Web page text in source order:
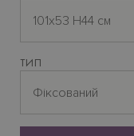
101x53 H44 см
ТИП
Фіксований